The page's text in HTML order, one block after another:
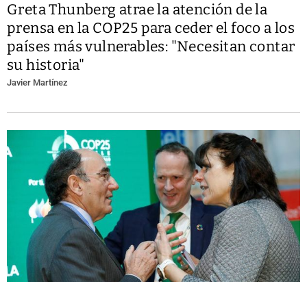
Greta Thunberg atrae la atención de la
prensa en la COP25 para ceder el foco a los
países más vulnerables: "Necesitan contar
su historia"
Javier Martínez